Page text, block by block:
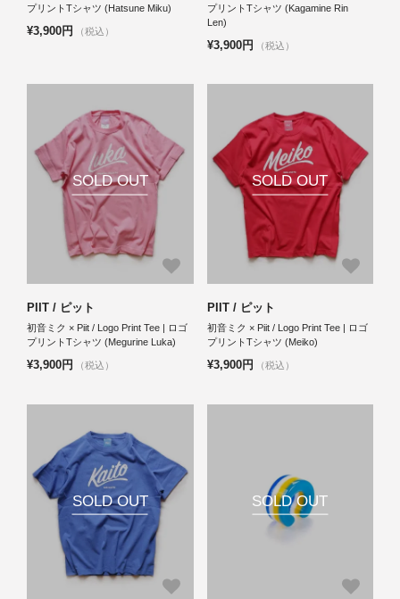
プリントTシャツ (Hatsune Miku)
¥3,900円 （税込）
プリントTシャツ (Kagamine Rin
Len)
¥3,900円 （税込）
SOLD OUT
PIIT / ピット
初音ミク × Piit / Logo Print Tee | ロゴ
プリントTシャツ (Megurine Luka)
¥3,900円 （税込）
SOLD OUT
PIIT / ピット
初音ミク × Piit / Logo Print Tee | ロゴ
プリントTシャツ (Meiko)
¥3,900円 （税込）
SOLD OUT SOLD OUT